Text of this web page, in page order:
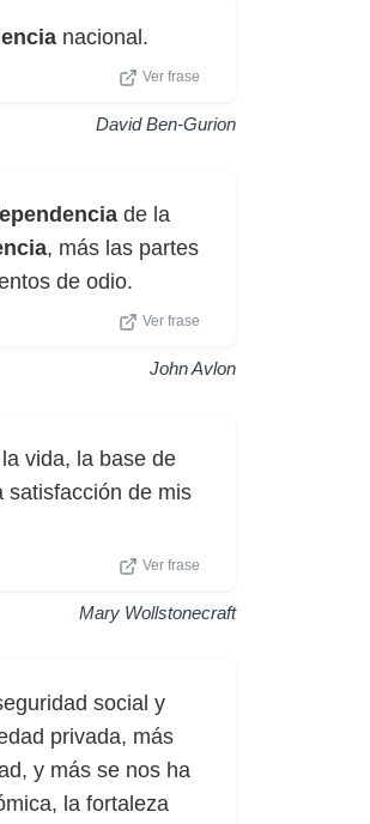
nacional.
Ver frase
David Ben-Gurion
de la
, más las partes
de odio.
Ver frase
John Avlon
vida, la base de
satisfacción de mis
Ver frase
Mary Wollstonecraft
social y
privada, más
y más se nos ha
la fortaleza